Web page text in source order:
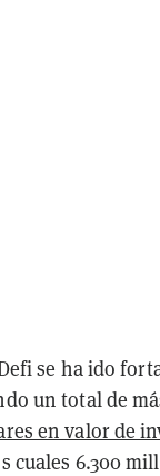
se ha ido
un total de
en valor de
cuales 6.300